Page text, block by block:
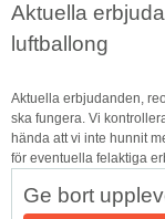
Aktuella
luftballong
Aktuella erbjudanden,
ska fungera. Vi
hända att vi inte hunnit
för eventuella felaktiga
Ge bort